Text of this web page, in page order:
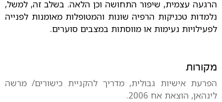
הרגעה עצמית, שיפור התחושה וכן הלאה. בשלב זה, למשל,
נלמדות טכניקות הרפיה שונות והמטופלות מאומנות לפנייה
לפעילויות נעימות או מווסתות במצבים סוערים.
מקורות
הפרעת אישיות גבולית, מדריך להקניית כישורים/ מרשה
לינהאן, הוצאת אח 2006.